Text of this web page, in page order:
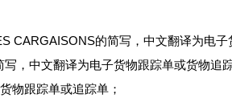
CARGAISONS的简写，中文翻译为电子
，中文翻译为电子货物跟踪单或货物追
物跟踪单或追踪单；